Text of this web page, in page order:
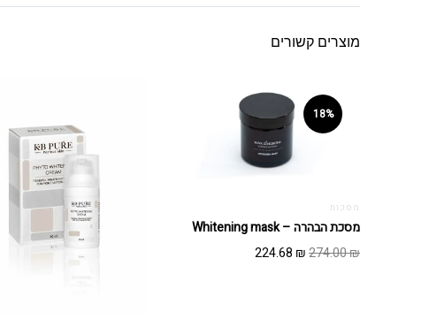
מוצרים קשורים
18%
מסכות
מסכת הבהרה – Whitening mask
274.00₪
המחיר224.68 ₪
המחיר